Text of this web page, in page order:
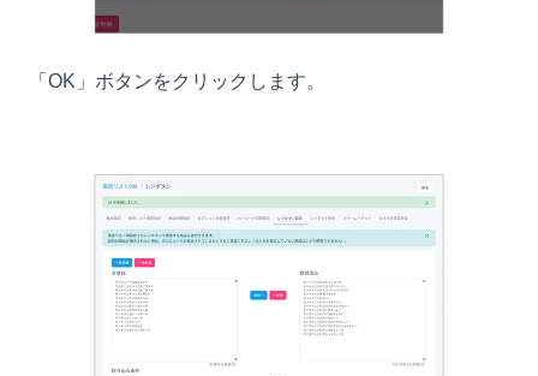
「OK」ボタンをクリックします。